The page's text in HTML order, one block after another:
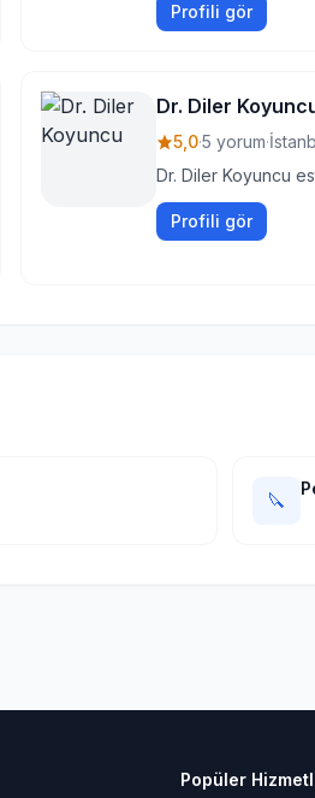
Profili gör
Dr. Diler
5,0·5 yorum·
Dr. Diler Koyuncu
Profili gör
🔪
Popüler